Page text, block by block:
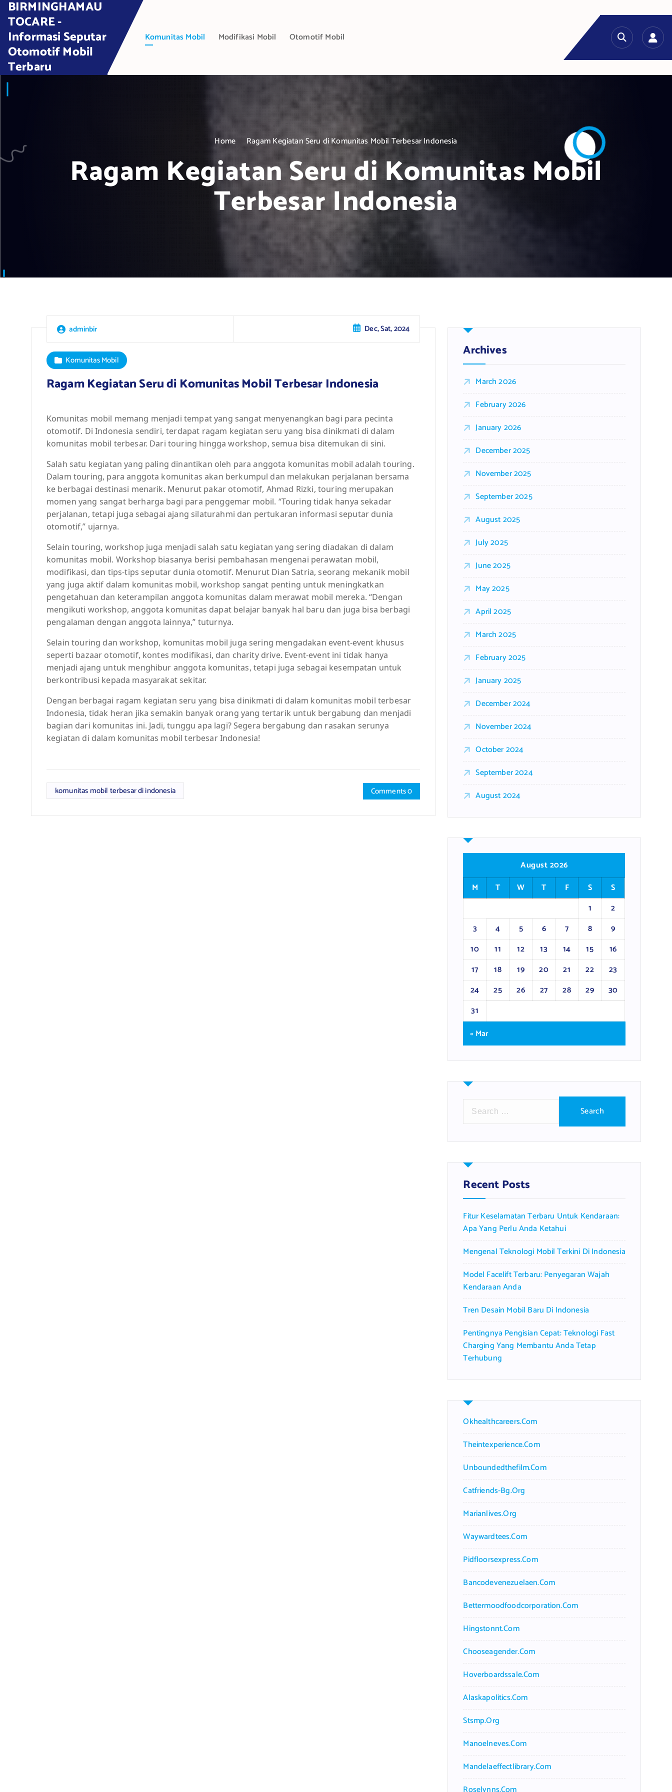
t
BIRMINGHAMAU
TOCARE -
Informasi Seputar
Otomotif Mobil
Terbaru
Komunitas Mobil Modifikasi Mobil Otomotif Mobil
Home Ragam Kegiatan Seru di Komunitas Mobil Terbesar Indonesia
Ragam Kegiatan Seru di Komunitas Mobil
Terbesar Indonesia
adminbir Dec, Sat, 2024
Komunitas Mobil
Ragam Kegiatan Seru di Komunitas Mobil Terbesar Indonesia
Komunitas mobil memang menjadi tempat yang sangat menyenangkan bagi para pecinta
otomotif. Di Indonesia sendiri, terdapat ragam kegiatan seru yang bisa dinikmati di dalam
komunitas mobil terbesar. Dari touring hingga workshop, semua bisa ditemukan di sini.
Salah satu kegiatan yang paling dinantikan oleh para anggota komunitas mobil adalah touring.
Dalam touring, para anggota komunitas akan berkumpul dan melakukan perjalanan bersama
ke berbagai destinasi menarik. Menurut pakar otomotif, Ahmad Rizki, touring merupakan
momen yang sangat berharga bagi para penggemar mobil. “Touring tidak hanya sekadar
perjalanan, tetapi juga sebagai ajang silaturahmi dan pertukaran informasi seputar dunia
otomotif,” ujarnya.
Selain touring, workshop juga menjadi salah satu kegiatan yang sering diadakan di dalam
komunitas mobil. Workshop biasanya berisi pembahasan mengenai perawatan mobil,
modifikasi, dan tips-tips seputar dunia otomotif. Menurut Dian Satria, seorang mekanik mobil
yang juga aktif dalam komunitas mobil, workshop sangat penting untuk meningkatkan
pengetahuan dan keterampilan anggota komunitas dalam merawat mobil mereka. “Dengan
mengikuti workshop, anggota komunitas dapat belajar banyak hal baru dan juga bisa berbagi
pengalaman dengan anggota lainnya,” tuturnya.
Selain touring dan workshop, komunitas mobil juga sering mengadakan event-event khusus
seperti bazaar otomotif, kontes modifikasi, dan charity drive. Event-event ini tidak hanya
menjadi ajang untuk menghibur anggota komunitas, tetapi juga sebagai kesempatan untuk
berkontribusi kepada masyarakat sekitar.
Dengan berbagai ragam kegiatan seru yang bisa dinikmati di dalam komunitas mobil terbesar
Indonesia, tidak heran jika semakin banyak orang yang tertarik untuk bergabung dan menjadi
bagian dari komunitas ini. Jadi, tunggu apa lagi? Segera bergabung dan rasakan serunya
kegiatan di dalam komunitas mobil terbesar Indonesia!
komunitas mobil terbesar di indonesia Comments 0
Archives
March 2026
February 2026
January 2026
December 2025
November 2025
September 2025
August 2025
July 2025
June 2025
May 2025
April 2025
March 2025
February 2025
January 2025
December 2024
November 2024
October 2024
September 2024
August 2024
August 2026
M
T W T F S
S
1
2
3
4 5 6 7 8
9
10
11 12 13 14 15
16
17
18 19 20 21 22
23
24
25 26 27 28 29
30
31
« Mar
r
h
f
o
:
Recent Posts
Fitur Keselamatan Terbaru Untuk Kendaraan:
Apa Yang Perlu Anda Ketahui
Mengenal Teknologi Mobil Terkini Di Indonesia
Model Facelift Terbaru: Penyegaran Wajah
Kendaraan Anda
Tren Desain Mobil Baru Di Indonesia
Pentingnya Pengisian Cepat: Teknologi Fast
Charging Yang Membantu Anda Tetap
Terhubung
Okhealthcareers.com
Theintexperience.com
Unboundedthefilm.com
Catfriends-Bg.org
Marianlives.org
Waywardtees.com
Pidfloorsexpress.com
Bancodevenezuelaen.com
Bettermoodfoodcorporation.com
Hingstonnt.com
Chooseagender.com
Hoverboardssale.com
Alaskapolitics.com
Stsmp.org
Manoelneves.com
Mandelaeffectlibrary.com